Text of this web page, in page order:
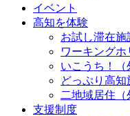
イベント
高知を体験
お試し滞在施
ワーキングホ
いこうち！（
どっぷり高知
二地域居住（
支援制度